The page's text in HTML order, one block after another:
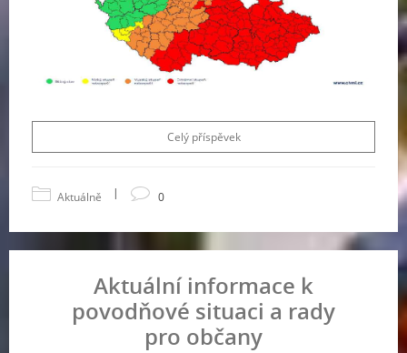
Celý příspěvek
Aktuálně | 0
Aktuální informace k
povodňové situaci a rady
pro občany